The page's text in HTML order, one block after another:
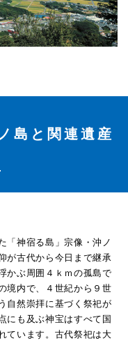
島と関連遺産
「神宿る島」宗像・沖ノ
が古代から今日まで継承
かぶ周囲４ｋｍの孤島で
境内で、４世紀から９世
自然崇拝に基づく祭祀が
にも及ぶ神宝はすべて国
ています。古代祭祀は大